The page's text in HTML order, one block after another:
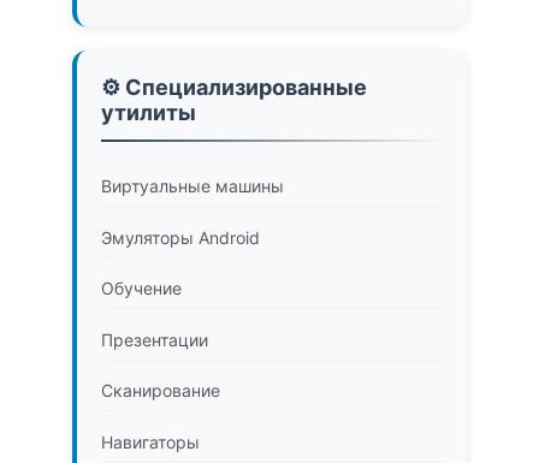
⚙️ Специализированные
утилиты
Виртуальные машины
Эмуляторы Android
Обучение
Презентации
Сканирование
Навигаторы